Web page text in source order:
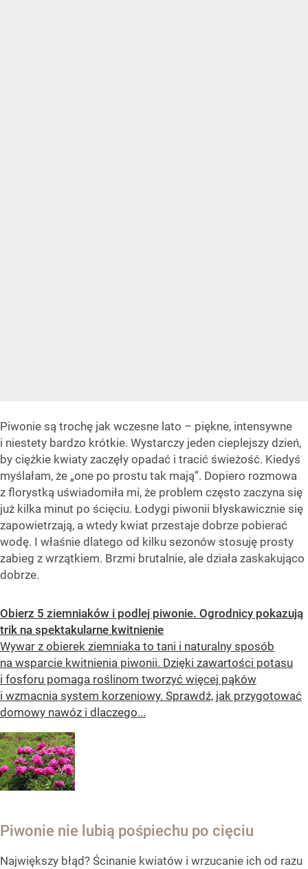
Piwonie są trochę jak wczesne lato – piękne, intensywne
i niestety bardzo krótkie. Wystarczy jeden cieplejszy dzień,
by ciężkie kwiaty zaczęły opadać i tracić świeżość. Kiedyś
myślałam, że „one po prostu tak mają”. Dopiero rozmowa
z florystką uświadomiła mi, że problem często zaczyna się
już kilka minut po ścięciu. Łodygi piwonii błyskawicznie się
zapowietrzają, a wtedy kwiat przestaje dobrze pobierać
wodę. I właśnie dlatego od kilku sezonów stosuję prosty
zabieg z wrzątkiem. Brzmi brutalnie, ale działa zaskakująco
dobrze.
Obierz 5 ziemniaków i podlej piwonie. Ogrodnicy pokazują
trik na spektakularne kwitnienie
Wywar z obierek ziemniaka to tani i naturalny sposób
na wsparcie kwitnienia piwonii. Dzięki zawartości potasu
i fosforu pomaga roślinom tworzyć więcej pąków
i wzmacnia system korzeniowy. Sprawdź, jak przygotować
domowy nawóz i dlaczego...
Piwonie nie lubią pośpiechu po cięciu
Największy błąd? Ścinanie kwiatów i wrzucanie ich od razu